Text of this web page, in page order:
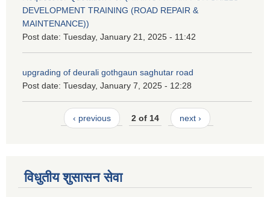
DEVELOPMENT TRAINING (ROAD REPAIR &
MAINTENANCE))
Post date: Tuesday, January 21, 2025 - 11:42
upgrading of deurali gothgaun saghutar road
Post date: Tuesday, January 7, 2025 - 12:28
‹ previous 2 of 14 next ›
विधुतीय शुसासन सेवा